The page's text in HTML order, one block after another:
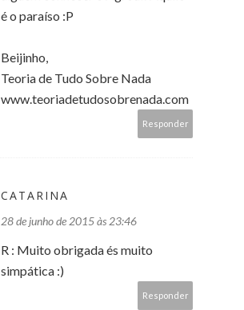
é o paraíso :P
Beijinho,
Teoria de Tudo Sobre Nada
www.teoriadetudosobrenada.com
Responder
CATARINA
28 de junho de 2015 às 23:46
R : Muito obrigada és muito
simpática :)
Responder